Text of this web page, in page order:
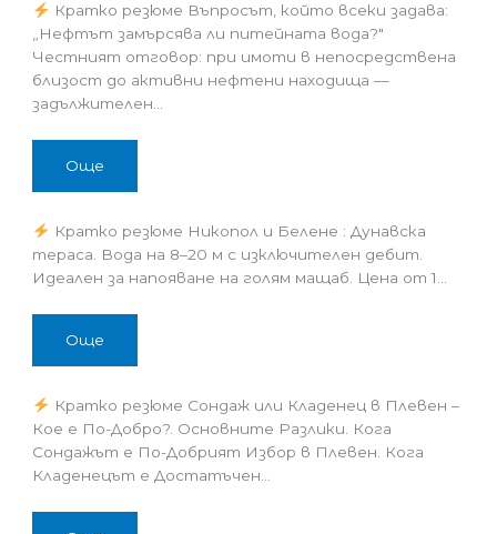
Кратко резюме Въпросът, който всеки задава:
„Нефтът замърсява ли питейната вода?"
Честният отговор: при имоти в непосредствена
близост до активни нефтени находища —
задължителен…
Още
Кратко резюме Никопол и Белене : Дунавска
тераса. Вода на 8–20 м с изключителен дебит.
Идеален за напояване на голям мащаб. Цена от 1…
Още
Кратко резюме Сондаж или Кладенец в Плевен –
Кое е По-Добро?. Основните Разлики. Кога
Сондажът е По-Добрият Избор в Плевен. Кога
Кладенецът е Достатъчен…